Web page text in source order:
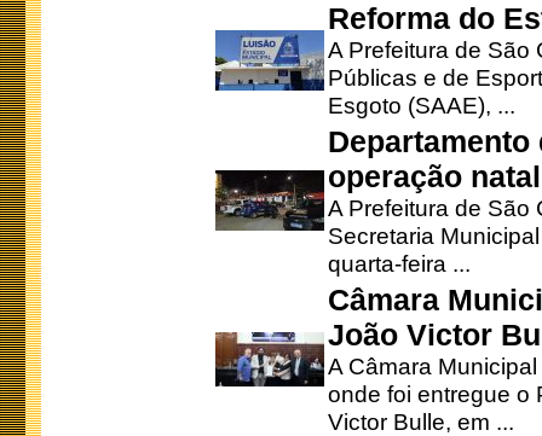
Reforma do
A Prefeitura de São
Públicas e de
Esgoto (SAAE), ...
operação
A Prefeitura de São
Secretaria
quarta-feira ...
Câmara
João Victor
A Câmara
onde foi entregue o
Victor Bulle, em ...